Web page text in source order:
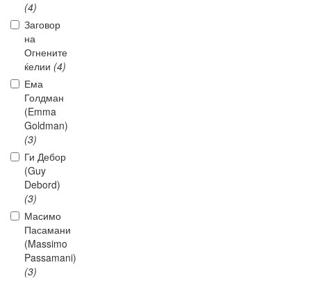
(4)
Заговор
на
Огнените
ќелии (4)
Ема
Голдман
(Emma
Goldman)
(3)
Ги Дебор
(Guy
Debord)
(3)
Масимо
Пасамани
(Massimo
Passamani)
(3)